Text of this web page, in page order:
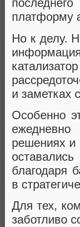
платформу
Но к делу.
и заметках
Особенно
ежедневно
решениях и
благодаря
в
Для тех,
заботливо